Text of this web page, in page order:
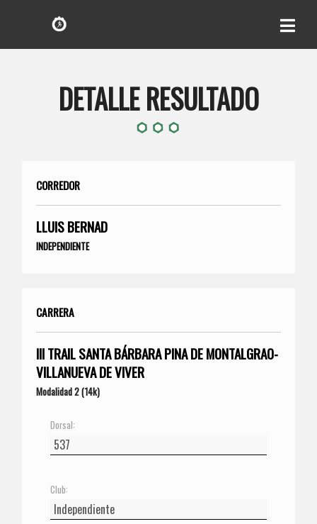
DETALLE RESULTADO
CORREDOR
LLUIS BERNAD
INDEPENDIENTE
CARRERA
III TRAIL SANTA BÁRBARA PINA DE MONTALGRAO-
VILLANUEVA DE VIVER
Modalidad 2 (14k)
Dorsal:
Club: